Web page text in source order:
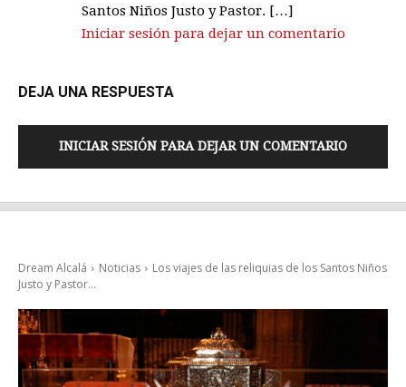
Santos Niños Justo y Pastor. […]
Iniciar sesión para dejar un comentario
DEJA UNA RESPUESTA
INICIAR SESIÓN PARA DEJAR UN COMENTARIO